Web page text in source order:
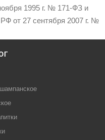
1995 г. № 171-ФЗ и
от 27 сентября 2007 г. №